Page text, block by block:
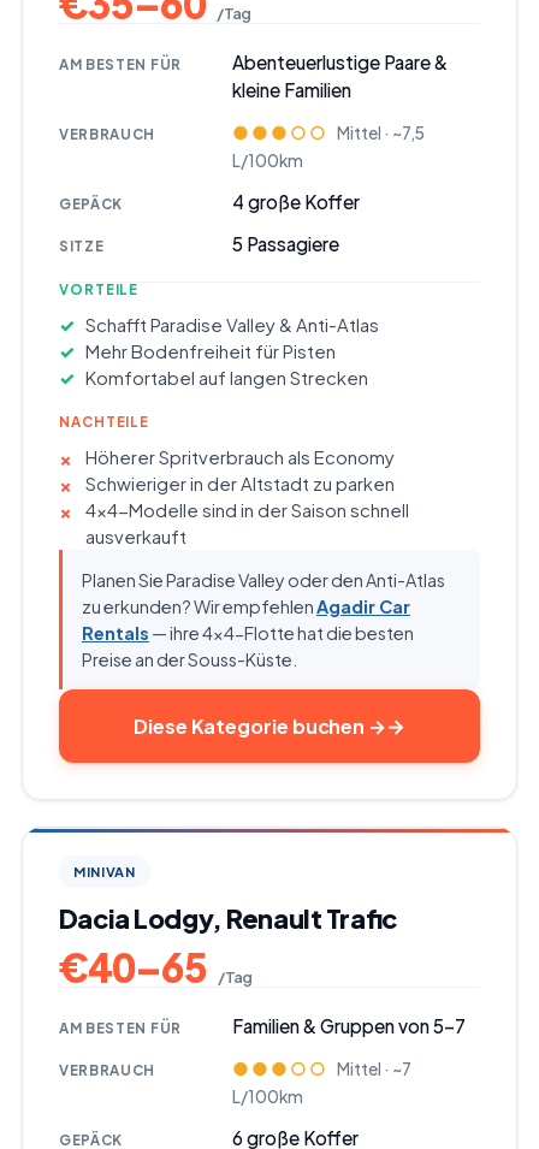
/ Tag
AM BESTEN FÜR
Abenteuerlustige Paare &
kleine Familien
VERBRAUCH ●●●○○ Mittel · ~7,5
L/100km
GEPÄCK 4 große Koffer
SITZE 5 Passagiere
VORTEILE
Schafft Paradise Valley & Anti-Atlas
Mehr Bodenfreiheit für Pisten
Komfortabel auf langen Strecken
NACHTEILE
Höherer Spritverbrauch als Economy
Schwieriger in der Altstadt zu parken
4x4-Modelle sind in der Saison schnell
ausverkauft
Planen Sie Paradise Valley oder den Anti-Atlas
zu erkunden? Wir empfehlenAgadir Car
Rentals — ihre 4x4-Flotte hat die besten
Preise an der Souss-Küste.
Diese Kategorie buchen →
MINIVAN
Dacia Lodgy, Renault Trafic
€40–65 / Tag
AM BESTEN FÜR Familien & Gruppen von 5-7
VERBRAUCH ●●●○○ Mittel · ~7
L/100km
GEPÄCK 6 große Koffer